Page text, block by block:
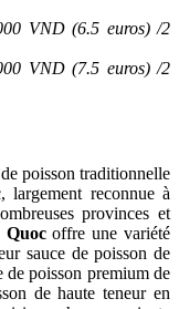
VND (6.5 euros) /2
VND (7.5 euros) /2
poisson traditionnelle
reconnue à
provinces et
Quocoffre une variété
sauce de poisson de
de poisson premium de
de haute teneur en